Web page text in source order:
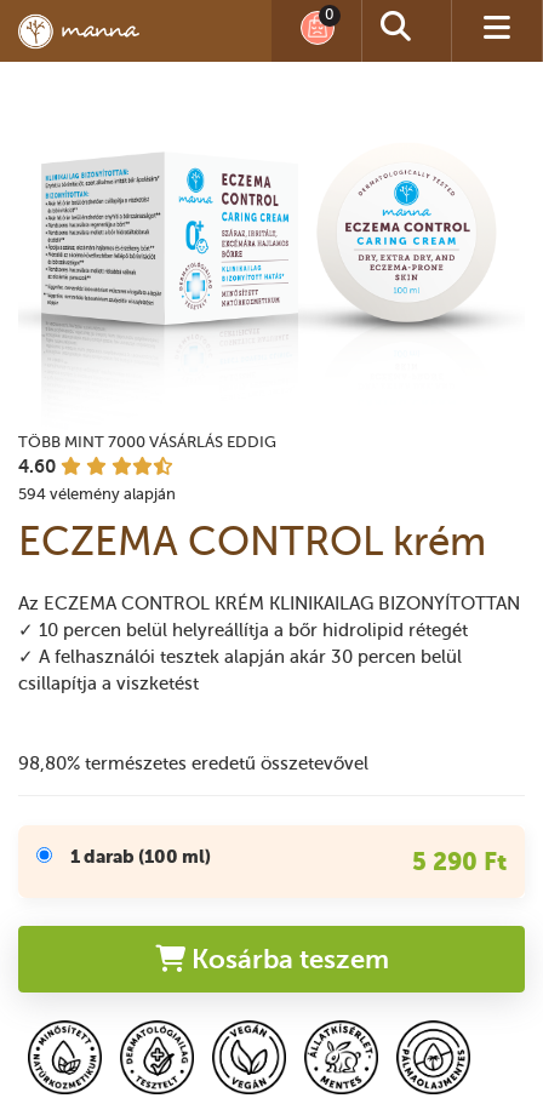
TÖBB MINT 7000 VÁSÁRLÁS EDDIG
4.60
594 vélemény alapján
ECZEMA CONTROL krém
Az ECZEMA CONTROL KRÉM KLINIKAILAG BIZONYÍTOTTAN
✓ 10 percen belül helyreállítja a bőr hidrolipid rétegét
✓ A felhasználói tesztek alapján akár 30 percen belül
csillapítja a viszketést
98,80% természetes eredetű összetevővel
1 darab (100 ml) 5 290 Ft
Kosárba teszem